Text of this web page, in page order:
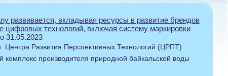
развивается, вкладывая ресурсы в развитие брендов
цифровых технологий, включая систему маркировки
31.05.2023
Центра Развития Перспективных Технологий (ЦРПТ)
комплекс производителя природной байкальской воды